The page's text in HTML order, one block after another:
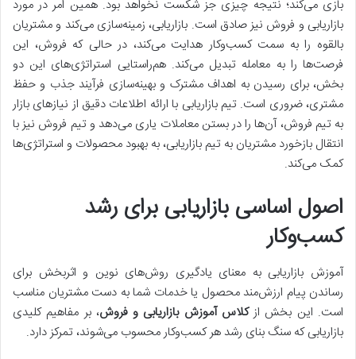
بازی می‌کند؛ نتیجه چیزی جز شکست نخواهد بود. همین امر در مورد
بازاریابی و فروش نیز صادق است. بازاریابی، زمینه‌سازی می‌کند و مشتریان
بالقوه را به سمت کسب‌وکار هدایت می‌کند، در حالی که فروش، این
فرصت‌ها را به معامله تبدیل می‌کند. هم‌راستایی استراتژی‌های این دو
بخش، برای رسیدن به اهداف مشترک و بهینه‌سازی فرآیند جذب و حفظ
مشتری، ضروری است. تیم بازاریابی با ارائه اطلاعات دقیق از نیازهای بازار
به تیم فروش، آن‌ها را در بستن معاملات یاری می‌دهد و تیم فروش نیز با
انتقال بازخورد مشتریان به تیم بازاریابی، به بهبود محصولات و استراتژی‌ها
کمک می‌کند.
اصول اساسی بازاریابی برای رشد
کسب‌وکار
آموزش بازاریابی به معنای یادگیری روش‌های نوین و اثربخش برای
رساندن پیام ارزش‌مند محصول یا خدمات شما به دست مشتریان مناسب
است. این بخش ازکلاس آموزش بازاریابی و فروش، بر مفاهیم کلیدی
بازاریابی که سنگ بنای رشد هر کسب‌وکار محسوب می‌شوند، تمرکز دارد.